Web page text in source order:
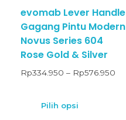
evomab Lever Handle
Gagang Pintu Modern
Novus Series 604
Rose Gold & Silver
Rp334.950 – Rp576.950
Pilih opsi